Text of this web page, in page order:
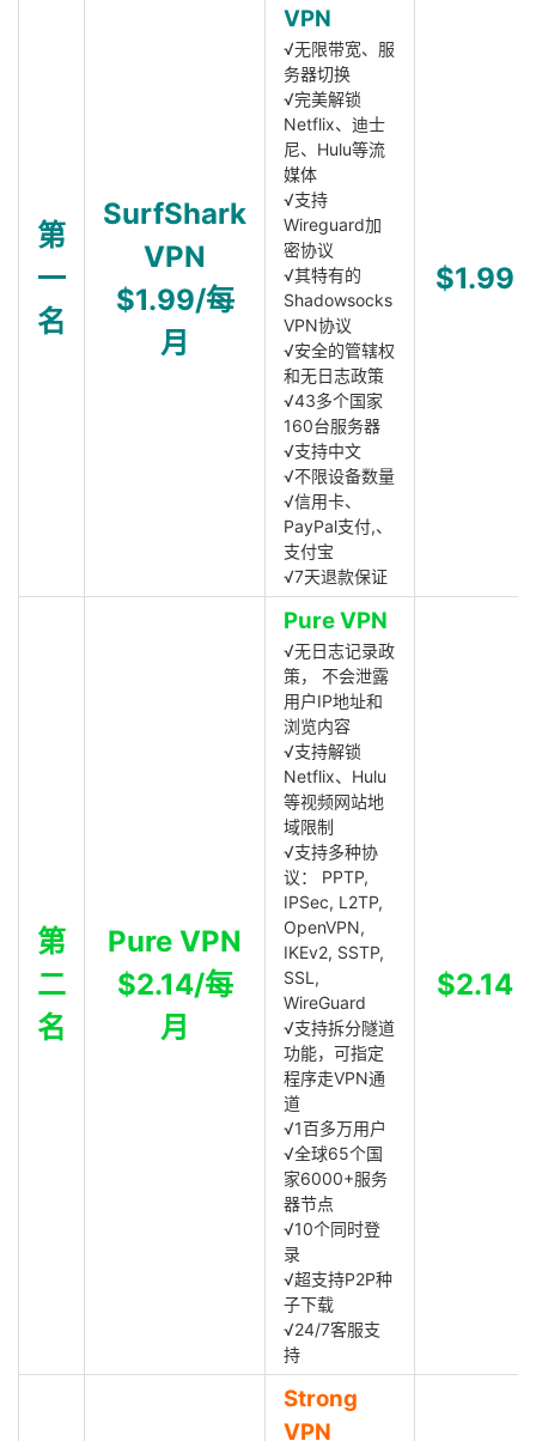
第
一
名
SurfShark
VPN
$1.99/每
月
VPN
√无限带宽、服
务器切换
√完美解锁
Netflix、迪士
尼、Hulu等流
媒体
√支持
Wireguard加
密协议
√其特有的
Shadowsocks
VPN协议
√安全的管辖权
和无日志政策
√43多个国家
160台服务器
√支持中文
√不限设备数量
√信用卡、
PayPal支付,、
支付宝
√7天退款保证
$1.99
第
二
名
Pure VPN
$2.14/每
月
Pure VPN
√无日志记录政
策， 不会泄露
用户IP地址和
浏览内容
√支持解锁
Netflix、Hulu
等视频网站地
域限制
√支持多种协
议： PPTP,
IPSec, L2TP,
OpenVPN,
IKEv2, SSTP,
SSL,
WireGuard
√支持拆分隧道
功能，可指定
程序走VPN通
道
√1百多万用户
√全球65个国
家6000+服务
器节点
√10个同时登
录
√超支持P2P种
子下载
√24/7客服支
持
$2.14
Strong
VPN